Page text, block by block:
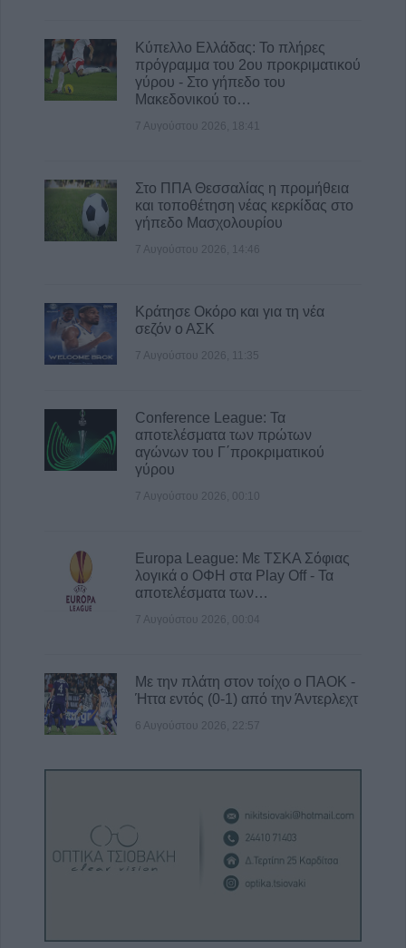
8 Αυγούστου 2026, 12:23
“Take a break…. μ’ έναν απολαυστικό king
coffee!”
Κύπελλο Ελλάδας: Το πλήρες
πρόγραμμα του 2ου προκριματικού
γύρου - Στο γήπεδο του
Μακεδονικού το…
7 Αυγούστου 2026, 18:41
Στο ΠΠΑ Θεσσαλίας η προμήθεια
και τοποθέτηση νέας κερκίδας στο
γήπεδο Μασχολουρίου
7 Αυγούστου 2026, 14:46
Κράτησε Οκόρο και για τη νέα
σεζόν ο ΑΣΚ
7 Αυγούστου 2026, 11:35
Conference League: Τα
αποτελέσματα των πρώτων
αγώνων του Γ΄προκριματικού
γύρου
7 Αυγούστου 2026, 00:10
Europa League: Με ΤΣΚΑ Σόφιας
λογικά ο ΟΦΗ στα Play Off - Τα
αποτελέσματα των…
7 Αυγούστου 2026, 00:04
Με την πλάτη στον τοίχο ο ΠΑΟΚ -
Ήττα εντός (0-1) από την Άντερλεχτ
6 Αυγούστου 2026, 22:57